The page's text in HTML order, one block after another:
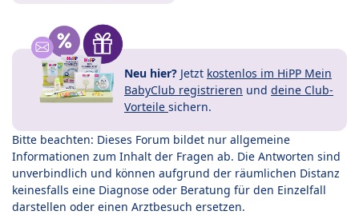
Neu hier? Jetzt kostenlos im HiPP Mein
BabyClub registrieren und deine Club-
Vorteile sichern.
Bitte beachten: Dieses Forum bildet nur allgemeine
Informationen zum Inhalt der Fragen ab. Die Antworten sind
unverbindlich und können aufgrund der räumlichen Distanz
keinesfalls eine Diagnose oder Beratung für den Einzelfall
darstellen oder einen Arztbesuch ersetzen.